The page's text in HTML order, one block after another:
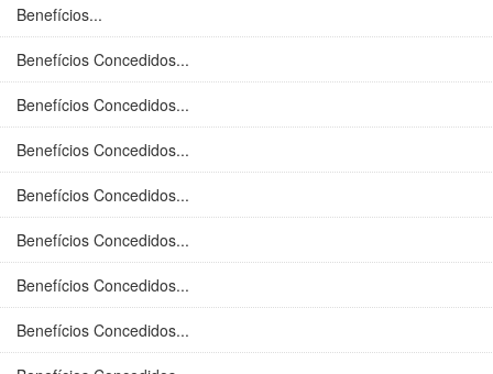
Benefícios...
Benefícios Concedidos...
Benefícios Concedidos...
Benefícios Concedidos...
Benefícios Concedidos...
Benefícios Concedidos...
Benefícios Concedidos...
Benefícios Concedidos...